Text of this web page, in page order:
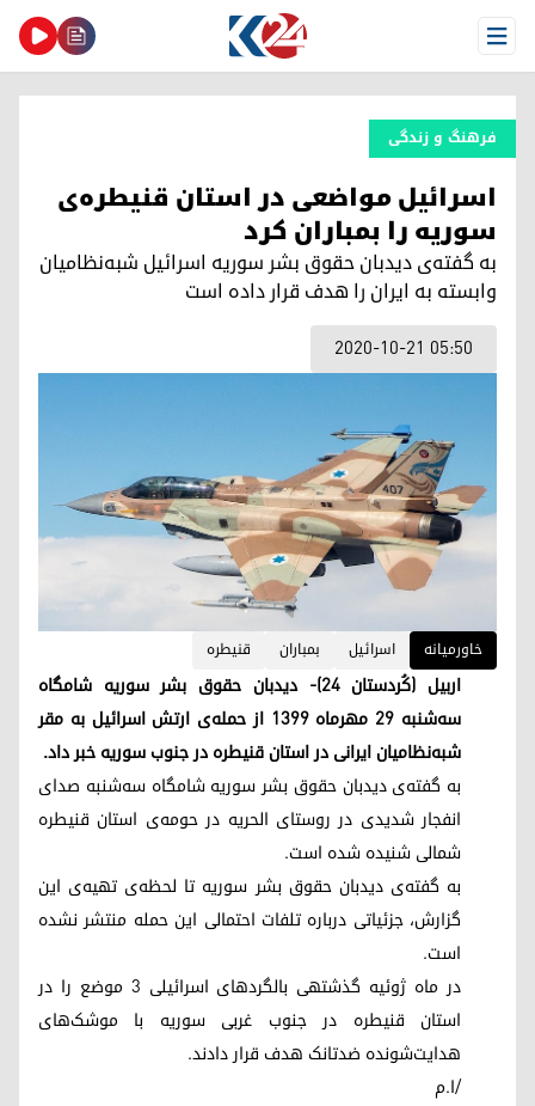
Open Menu
فرهنگ و زندگی
اسرائیل مواضعی در استان قنیطره‌ی
سوریه را بمباران کرد
بە گفته‌ی دید‌بان حقوق بشر سوریە اسرائیل شبه‌نظامیان
وابسته بە ایران را هدف قرار داده است
2020-10-21 05:50
خاورمیانە اسرائیل بمباران قنیطره
اربیل (کُردستان ۲۴)- دیدبان حقوق بشر سوریه شامگاه
سه‌شنبه ٢٩ مهرماه ۱۳۹۹ از حمله‌ی ارتش اسرائیل به مقر
شبه‌نظامیان ایرانی در استان قنیطره در جنوب سوریه خبر داد.
به گفته‌ی دیدبان حقوق بشر سوریه شامگاه سه‌شنبه صدای
انفجار شدیدی در روستای الحریه در حومه‌ی استان قنیطره
شمالی شنیده شده است.
به گفته‌ی دیدبان حقوق بشر سوریه تا لحظه‌ی تهیه‌ی این
گزارش، جزئیاتی درباره تلفات احتمالی این حمله منتشر نشده
است.
در ماه ژوئیه گذشتهی بالگردهای اسرائیلی ۳ موضع را در
استان قنیطره در جنوب غربی سوریه با موشک‌های
هدایت‌شونده ضدتانک هدف قرار دادند.
/ا.م